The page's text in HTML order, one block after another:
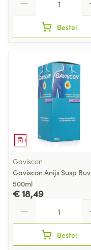
Bestel
Geneesmiddel
Gaviscon
Gaviscon Anijs Susp Buv
500ml
€ 18,49
Bestel